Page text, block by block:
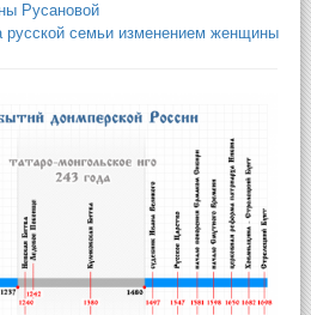
Русановой
русской семьи изменением женщины